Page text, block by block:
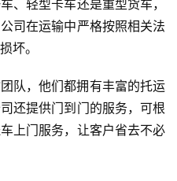
、轻型卡车还是重型货车，
司在运输中严格按照相关法
坏。
队，他们都拥有丰富的托运
还提供门到门的服务，可根
上门服务，让客户省去不必